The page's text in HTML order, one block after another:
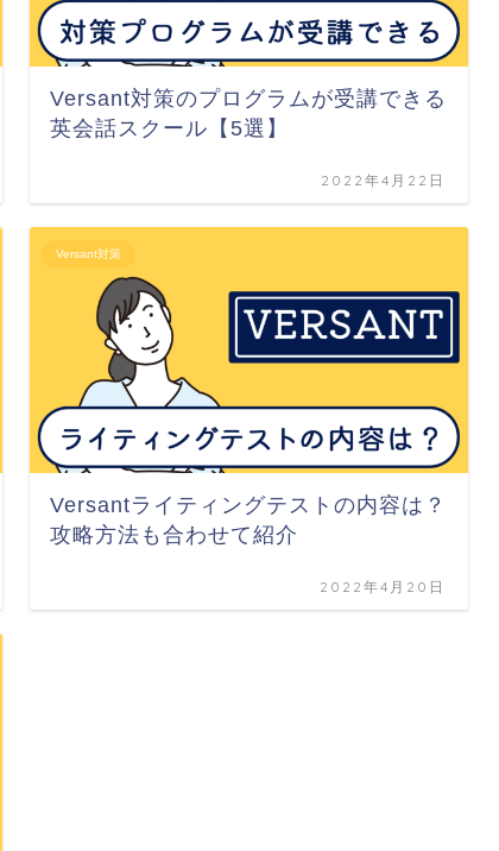
Versant対策のプログラムが受講できる
英会話スクール【5選】
2022年4月22日
Versant対策
Versantライティングテストの内容は？
攻略方法も合わせて紹介
2022年4月20日